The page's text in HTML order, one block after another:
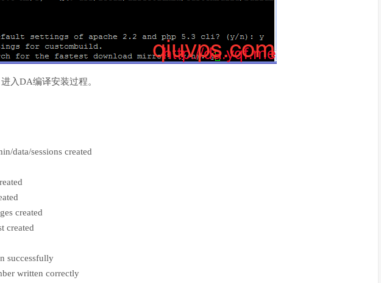
入DA编译安装过程。
data/sessions created
created
created
successfully
written correctly